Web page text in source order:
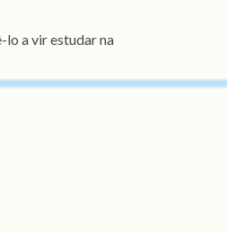
lo a vir estudar na